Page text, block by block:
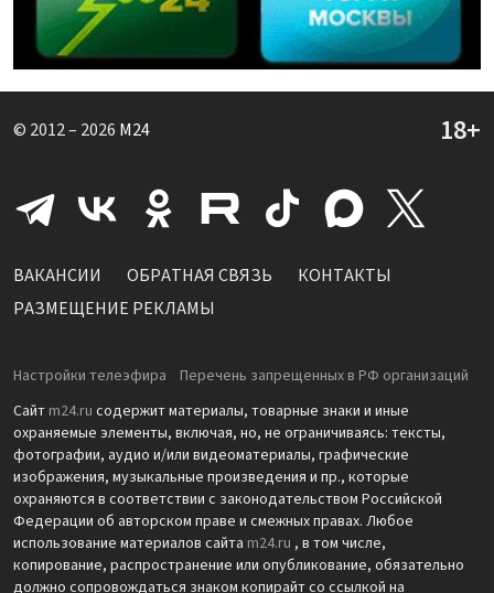
© 2012 – 2026 M24
ВАКАНСИИ ОБРАТНАЯ СВЯЗЬ
КОНТАКТЫ
РАЗМЕЩЕНИЕ РЕКЛАМЫ
Настройки телеэфира
Перечень запрещенных в РФ организаций
Сайт m24.ru содержит материалы, товарные знаки и иные
охраняемые элементы, включая, но, не ограничиваясь: тексты,
фотографии, аудио и/или видеоматериалы, графические
изображения, музыкальные произведения и пр., которые
охраняются в соответствии с законодательством Российской
Федерации об авторском праве и смежных правах. Любое
использование материалов сайта m24.ru , в том числе,
копирование, распространение или опубликование, обязательно
должно сопровождаться знаком копирайт со ссылкой на